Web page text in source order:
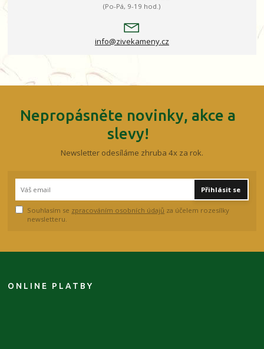
(Po-Pá, 9-19 hod.)
info@zivekameny.cz
Nepropásněte novinky, akce a
slevy!
Newsletter odesíláme zhruba 4x za rok.
Přihlásit se
Souhlasím se zpracováním osobních údajů za účelem rozesílky
newsletteru.
ONLINE PLATBY